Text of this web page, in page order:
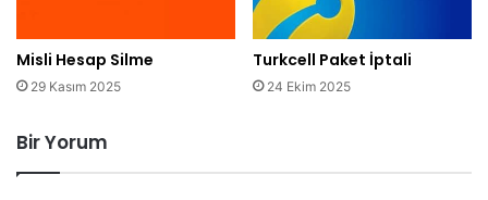
Misli Hesap Silme
29 Kasım 2025
Turkcell Paket İptali
24 Ekim 2025
Bir Yorum